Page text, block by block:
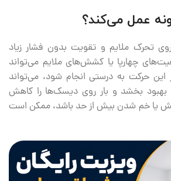
عمل می‌کند؟
تحرک ملایم و تقویت بدون فشار زیاد
چهارپا یا کشش‌های ملایم می‌تواند
حرکت به درستی انجام شود، می‌تواند
بهبود بخشد و بار روی دیسک‌ها را کاهش
یا خم شدن بیش از حد باشد، ممکن است